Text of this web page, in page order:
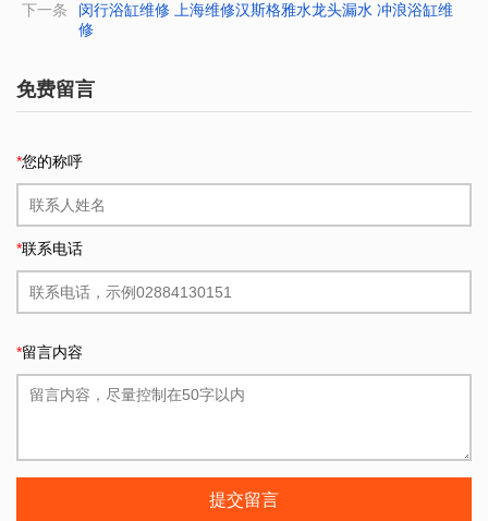
下一条
闵行浴缸维修 上海维修汉斯格雅水龙头漏水 冲浪浴缸维
修
免费留言
*您的称呼
*联系电话
*留言内容
提交留言